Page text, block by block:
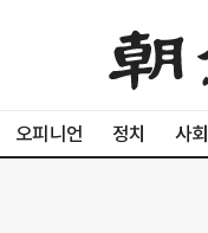
오피니언 정치 사회